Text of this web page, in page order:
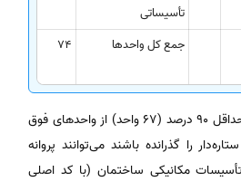
تأسیساتی
جمع کل واحدها 74
تبصره ا: داوطلبانی که حداقل 90 درصد (67 واحد) از واحدهای فوق
را گذرانده باشند می‌توانند پروانه
مکانیکی ساختمان (با کد اصلی